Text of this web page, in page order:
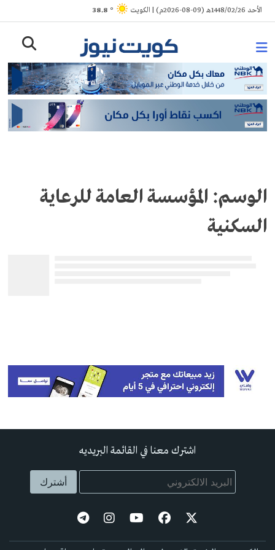
Skip
to
الأحد 1448/02/26هـ (09-08-2026م) | الكويت ° 38.8
الوسم: المؤسسة العامة للرعاية
السكنية
اشترك معنا في القائمة البريديه